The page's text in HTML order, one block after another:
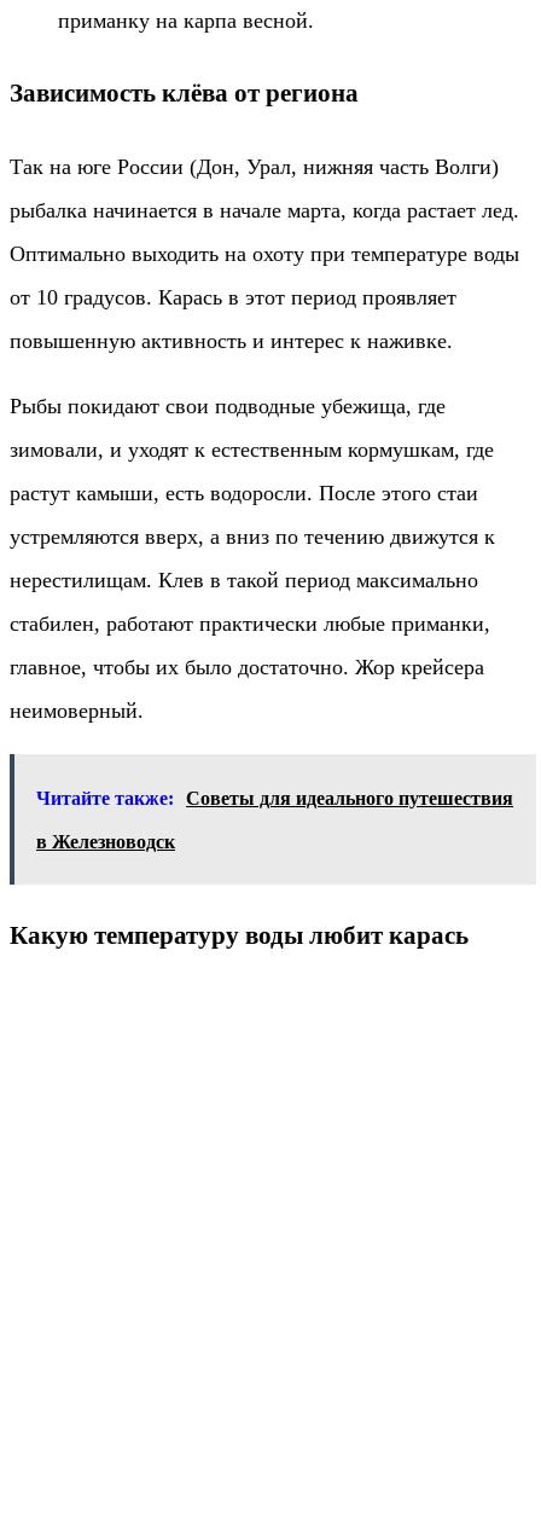
приманку на карпа весной.
Зависимость клёва от региона
Так на юге России (Дон, Урал, нижняя часть Волги)
рыбалка начинается в начале марта, когда растает лед.
Оптимально выходить на охоту при температуре воды
от 10 градусов. Карась в этот период проявляет
повышенную активность и интерес к наживке.
Рыбы покидают свои подводные убежища, где
зимовали, и уходят к естественным кормушкам, где
растут камыши, есть водоросли. После этого стаи
устремляются вверх, а вниз по течению движутся к
нерестилищам. Клев в такой период максимально
стабилен, работают практически любые приманки,
главное, чтобы их было достаточно. Жор крейсера
неимоверный.
Читайте также: Советы для идеального путешествия
в Железноводск
Какую температуру воды любит карась